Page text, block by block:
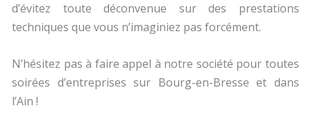
d’évitez toute déconvenue sur des prestations
techniques que vous n’imaginiez pas forcément.
N’hésitez pas à faire appel à notre société pour toutes
soirées d’entreprises sur Bourg-en-Bresse et dans
l’Ain !